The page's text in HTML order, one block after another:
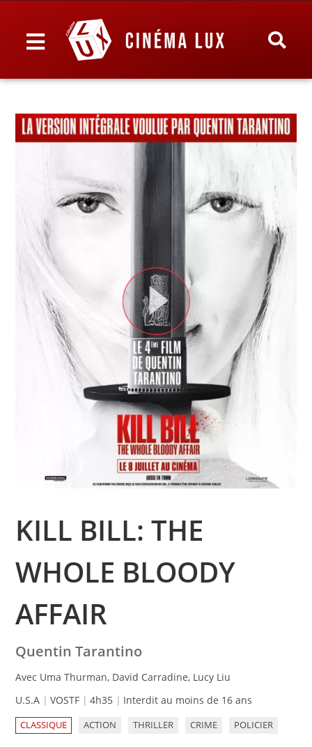
KILL BILL: THE
WHOLE BLOODY
AFFAIR
Quentin Tarantino
Avec Uma Thurman, David Carradine, Lucy Liu
U.S.A
VOSTF 4h35 Interdit au moins de 16 ans
CLASSIQUE ACTION THRILLER CRIME POLICIER